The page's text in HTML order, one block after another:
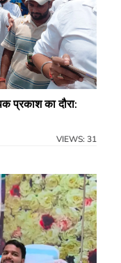
प्रकाश का दौरा:
VIEWS: 31